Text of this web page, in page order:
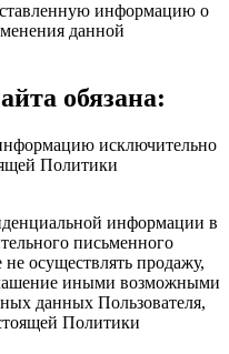
информацию о
данной
обязана:
исключительно
Политики
информации в
письменного
осуществлять продажу,
иными возможными
данных Пользователя,
Политики